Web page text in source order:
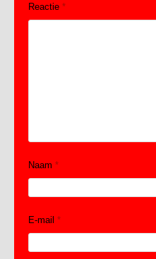
Reactie *
Naam *
E-mail *